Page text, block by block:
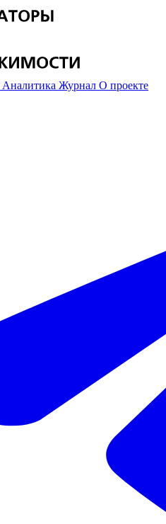
Аналитика Журнал О проекте